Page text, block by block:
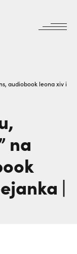
żyje!” |
się dwóch
audiobook leona xiv i
na
|